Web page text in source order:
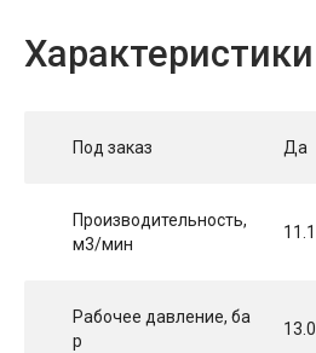
Характеристики
Под заказ Да
Производительность,
м3/мин
11.1
Рабочее давление, ба
р
13.0